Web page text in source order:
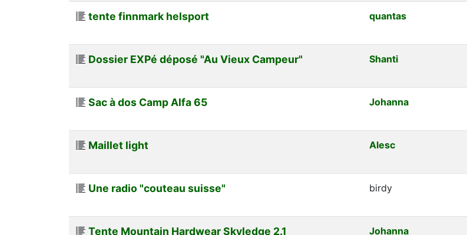
tente finnmark helsport quantas
Dossier EXPé déposé "Au Vieux Campeur" Shanti
Sac à dos Camp Alfa 65 Johanna
Maillet light Alesc
Une radio "couteau suisse" birdy
Tente Mountain Hardwear Skyledge 2.1 Johanna